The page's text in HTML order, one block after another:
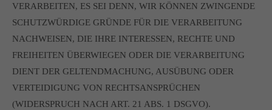
VERARBEITEN, ES SEI DENN, WIR KÖNNEN ZWINGENDE
SCHUTZWÜRDIGE GRÜNDE FÜR DIE VERARBEITUNG
NACHWEISEN, DIE IHRE INTERESSEN, RECHTE UND
FREIHEITEN ÜBERWIEGEN ODER DIE VERARBEITUNG
DIENT DER GELTENDMACHUNG, AUSÜBUNG ODER
VERTEIDIGUNG VON RECHTSANSPRÜCHEN
(WIDERSPRUCH NACH ART. 21 ABS. 1 DSGVO).